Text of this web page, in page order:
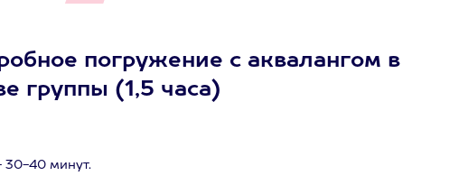
погружение с аквалангом в
группы (1,5 часа)
30-40 минут.